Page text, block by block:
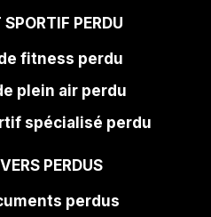
PERDU
fitness perdu
plein air perdu
spécialisé perdu
PERDUS
perdus